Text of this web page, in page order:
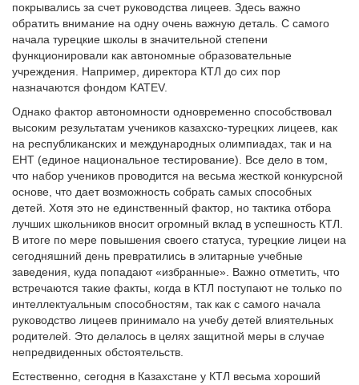
покрывались за счет руководства лицеев. Здесь важно
обратить внимание на одну очень важную деталь. С самого
начала турецкие школы в значительной степени
функционировали как автономные образовательные
учреждения. Например, директора КТЛ до сих пор
назначаются фондом KATEV.
Однако фактор автономности одновременно способствовал
высоким результатам учеников казахско-турецких лицеев, как
на республиканских и международных олимпиадах, так и на
ЕНТ (единое национальное тестирование). Все дело в том,
что набор учеников проводится на весьма жесткой конкурсной
основе, что дает возможность собрать самых способных
детей. Хотя это не единственный фактор, но тактика отбора
лучших школьников вносит огромный вклад в успешность КТЛ.
В итоге по мере повышения своего статуса, турецкие лицеи на
сегодняшний день превратились в элитарные учебные
заведения, куда попадают «избранные». Важно отметить, что
встречаются такие факты, когда в КТЛ поступают не только по
интеллектуальным способностям, так как с самого начала
руководство лицеев принимало на учебу детей влиятельных
родителей. Это делалось в целях защитной меры в случае
непредвиденных обстоятельств.
Естественно, сегодня в Казахстане у КТЛ весьма хороший